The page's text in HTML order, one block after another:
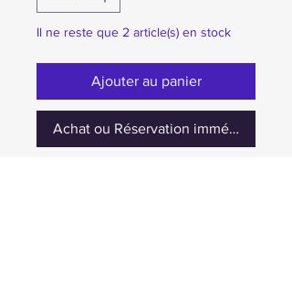
Il ne reste que 2 article(s) en stock
Ajouter au panier
Achat ou Réservation immédiate